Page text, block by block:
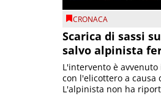
CRONACA
Scarica di sassi
salvo alpinista
L'intervento è
con l'elicottero a causa
L'alpinista non ha